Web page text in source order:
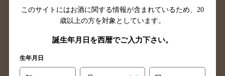
島根県のバー検索
徳島県のバー検索
高知県のバー検索
福岡県のバー検索
長崎県のバー検索
このサイトにはお酒に関する情報が含まれているため、 20
歳以上の方を対象としています。
誕生年月日を西暦でご入力下さい。
生年月日